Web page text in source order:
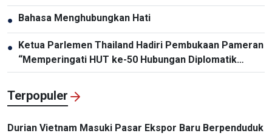
Paparo
●
Bahasa Menghubungkan Hati
●
Ketua Parlemen Thailand Hadiri Pembukaan Pameran
“Memperingati HUT ke-50 Hubungan Diplomatik
Vietnam-Thailand”
Terpopuler
Durian Vietnam Masuki Pasar Ekspor Baru Berpenduduk